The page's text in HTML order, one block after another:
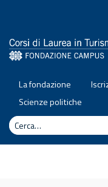
La fondazione
Scienze politiche
Cerca